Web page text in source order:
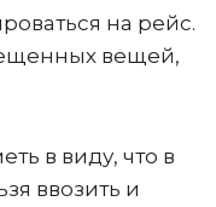
на рейс.
вещей,
в виду, что в
ввозить и